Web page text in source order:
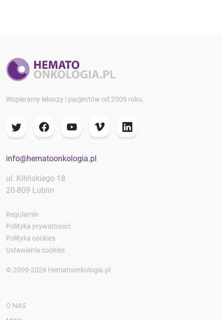
Wspieramy lekarzy i pacjentów od 2009 roku.
info@hematoonkologia.pl
ul. Kilińskiego 18
20-809 Lublin
Regulamin
Polityka prywatności
Polityka cookies
Ustawienia cookies
© 2009-2026 Hematoonkologia.pl
O NAS